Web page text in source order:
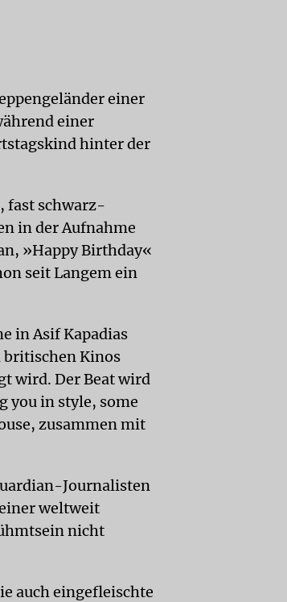
einer
einer
hinter der
fast schwarz-
in der Aufnahme
»Happy Birthday«
seit Langem ein
in Asif Kapadias
britischen Kinos
wird. Der Beat wird
you in style, some
zusammen mit
Journalisten
weltweit
nicht
auch eingefleischte